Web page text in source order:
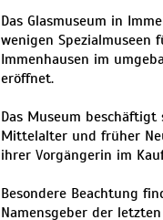
Das Glasmuseum in
wenigen Spezialmuseen
Immenhausen im
eröffnet.
Das Museum
Mittelalter und früher
ihrer Vorgängerin im
Besondere Beachtung
Namensgeber der